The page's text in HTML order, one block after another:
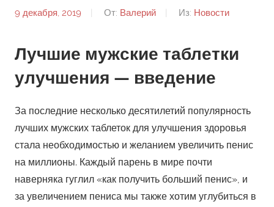
9 декабря, 2019 От: Валерий Из: Новости
Лучшие мужские таблетки
улучшения — введение
За последние несколько десятилетий популярность
лучших мужских таблеток для улучшения здоровья
стала необходимостью и желанием увеличить пенис
на миллионы. Каждый парень в мире почти
наверняка гуглил «как получить больший пенис», и
за увеличением пениса мы также хотим углубиться в